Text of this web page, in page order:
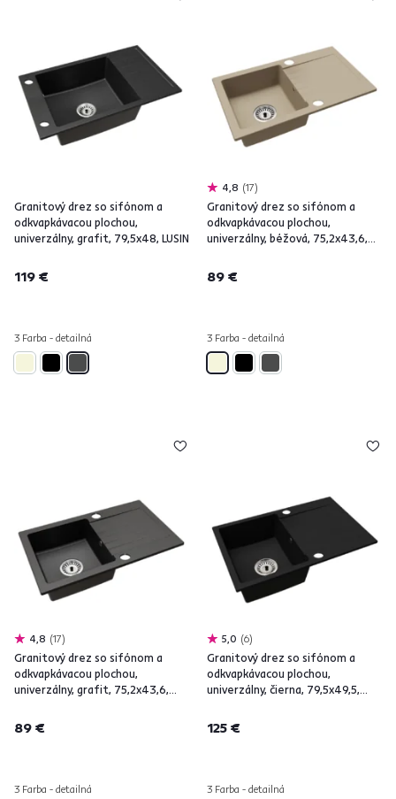
Granitový drez so sifónom a
odkvapkávacou plochou,
univerzálny, grafit, 79,5x48, LUSIN
119 €
3 Farba - detailná
4,8 17
Granitový drez so sifónom a
odkvapkávacou plochou,
univerzálny, béžová, 75,2x43,6,
89 €
3 Farba - detailná
4,8 17
Granitový drez so sifónom a
odkvapkávacou plochou,
univerzálny, grafit, 75,2x43,6,
89 €
3 Farba - detailná
5,0 6
Granitový drez so sifónom a
odkvapkávacou plochou,
univerzálny, čierna, 79,5x49,5,
125 €
3 Farba - detailná